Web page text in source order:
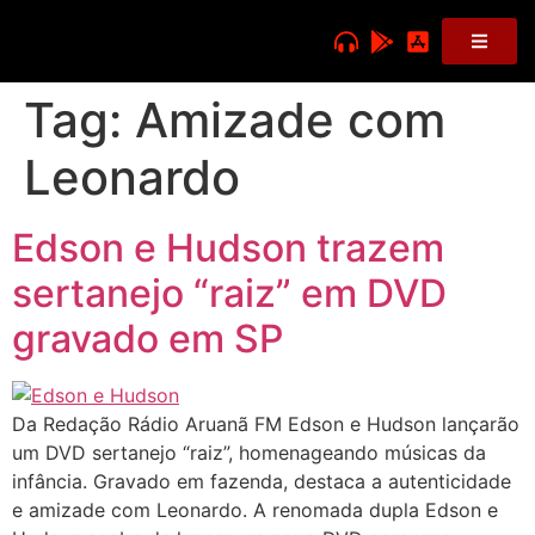
Tag: Amizade com
Leonardo
Edson e Hudson trazem
sertanejo “raiz” em DVD
gravado em SP
Da Redação Rádio Aruanã FM Edson e Hudson lançarão
um DVD sertanejo “raiz”, homenageando músicas da
infância. Gravado em fazenda, destaca a autenticidade
e amizade com Leonardo. A renomada dupla Edson e